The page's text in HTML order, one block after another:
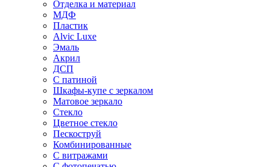
Отделка и материал
МДФ
Пластик
Alvic Luxe
Эмаль
Акрил
ДСП
С патиной
Шкафы-купе с зеркалом
Матовое зеркало
Стекло
Цветное стекло
Пескоструй
Комбинированные
С витражами